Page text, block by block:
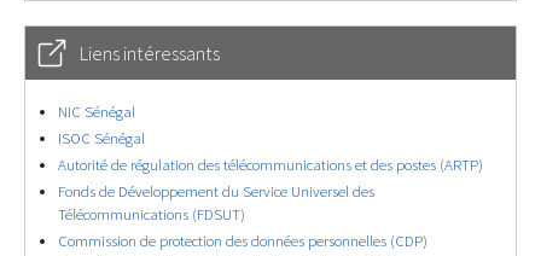
Liens intéressants
NIC Sénégal
ISOC Sénégal
Autorité de régulation des télécommunications et des postes (ARTP)
Fonds de Développement du Service Universel des
Télécommunications (FDSUT)
Commission de protection des données personnelles (CDP)